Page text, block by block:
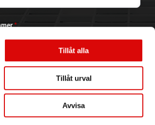
Tillåt alla
Tillåt urval
Avvisa
*
på nyhetsbrevet.